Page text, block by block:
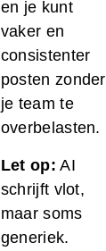
en je kunt
vaker en
consistenter
posten zonder
je team te
overbelasten.
Let op: AI
schrijft vlot,
maar soms
generiek.